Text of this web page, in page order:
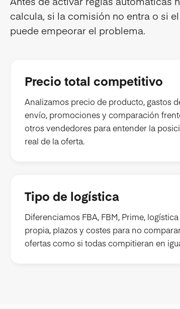
calcula, si la comisión no entra o si
puede empeorar el problema.
Precio total competitivo
Analizamos precio de producto, gastos
envío, promociones y comparación
otros vendedores para entender la
real de la oferta.
Tipo de logística
Diferenciamos FBA, FBM, Prime, logística
propia, plazos y costes para no
ofertas como si todas compitieran en